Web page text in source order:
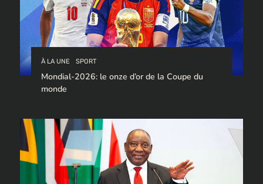
À LA UNE SPORT
Mondial-2026: le onze d’or de la Coupe du
monde